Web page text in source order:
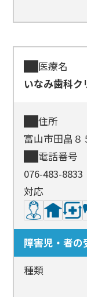
医療名
いなみ歯科ク
住所
富山市田畠８
電話番号
076-483-8833
対応
障害児・者の
種類